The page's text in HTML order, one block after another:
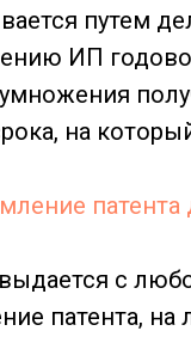
путем
ИП
на
с
патента,